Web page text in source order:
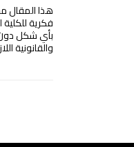
هذا المقال
فكرية
بأي شكل دون
والقانونية